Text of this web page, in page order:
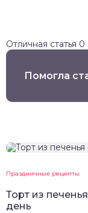
Отличная статья 0
Помогла
Праздничные рецепты
Торт из
день